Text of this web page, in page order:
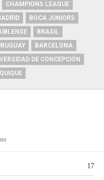
CHAMPIONS LEAGUE
BOCA JUNIORS
BRASIL
BARCELONA
DE CONCEPCIÓN